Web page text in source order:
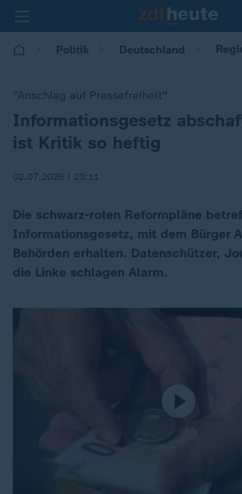
Politik Deutschland
"Anschlag auf Pressefreiheit"
:
Informationsgesetz
ist Kritik so heftig
02.07.2026 | 23:11
Die schwarz-roten Reformpläne
Informationsgesetz, mit dem Bürger
Behörden erhalten. Datenschützer,
die Linke schlagen Alarm.